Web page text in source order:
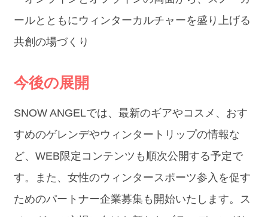
ールとともにウィンターカルチャーを盛り上げる
共創の場づくり
今後の展開
SNOW ANGELでは、最新のギアやコスメ、おす
すめのゲレンデやウィンタートリップの情報な
ど、WEB限定コンテンツも順次公開する予定で
す。また、女性のウィンタースポーツ参入を促す
ためのパートナー企業募集も開始いたします。ス